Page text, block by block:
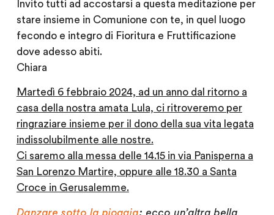
Invito tutti ad accostarsi a questa meditazione per
stare insieme in Comunione con te, in quel luogo
fecondo e integro di Fioritura e Fruttificazione
dove adesso abiti.
Chiara
Martedì 6 febbraio 2024, ad un anno dal ritorno a
casa della nostra amata Lula, ci ritroveremo per
ringraziare insieme per il dono della sua vita legata
indissolubilmente alle nostre.
Ci saremo alla messa delle 14.15 in via Panisperna a
San Lorenzo Martire, oppure alle 18.30 a Santa
Croce in Gerusalemme.
Danzare sotto la pioggia: ecco un’altra bella